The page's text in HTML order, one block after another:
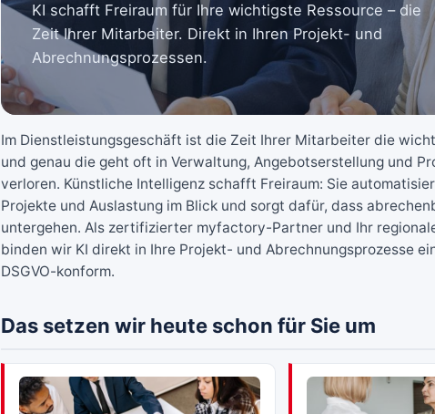
KI schafft Freiraum für Ihre wichtigste Ressource – die
Zeit Ihrer Mitarbeiter. Direkt in Ihren Projekt- und
Abrechnungsprozessen.
Im Dienstleistungsgeschäft ist die Zeit Ihrer Mitarbeiter die
und genau die geht oft in Verwaltung, Angebotserstellung und
verloren. Künstliche Intelligenz schafft Freiraum: Sie
Projekte und Auslastung im Blick und sorgt dafür, dass
untergehen. Als zertifizierter myfactory-Partner und Ihr
binden wir KI direkt in Ihre Projekt- und Abrechnungsprozesse
DSGVO-konform.
Das setzen wir heute schon für Sie um